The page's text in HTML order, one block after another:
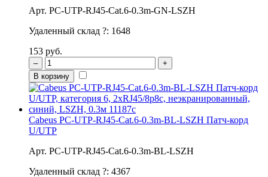
Арт. PC-UTP-RJ45-Cat.6-0.3m-GN-LSZH
Удаленный склад ?: 1648
153 руб.
–
+
В корзину
Cabeus PC-UTP-RJ45-Cat.6-0.3m-BL-LSZH Патч-корд
U/UTP
Арт. PC-UTP-RJ45-Cat.6-0.3m-BL-LSZH
Удаленный склад ?: 4367